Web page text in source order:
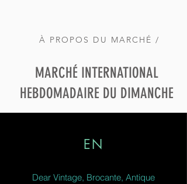
À PROPOS DU MARCHÉ /
MARCHÉ INTERNATIONAL
HEBDOMADAIRE DU DIMANCHE
EN
Dear Vintage, Brocante, Antique